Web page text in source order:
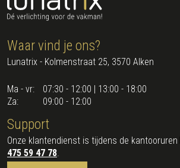
Waar vind je ons?
Lunatrix - Kolmenstraat 25, 3570 Alken
Ma - vr:
07:30 - 12:00 | 13:00 - 18:00
Za:
09:00 - 12:00
Support
Onze klantendienst is tijdens de kantooruren
475 59 47 78.